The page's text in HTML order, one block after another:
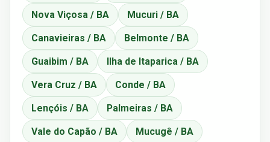
Nova Viçosa / BA Mucuri / BA
Canavieiras / BA Belmonte / BA
Guaibim / BA Ilha de Itaparica / BA
Vera Cruz / BA Conde / BA
Lençóis / BA Palmeiras / BA
Vale do Capão / BA Mucugê / BA